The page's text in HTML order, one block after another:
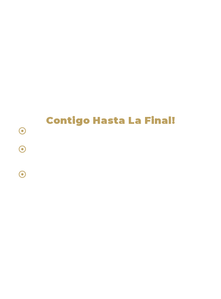
Contigo Hasta La Final!